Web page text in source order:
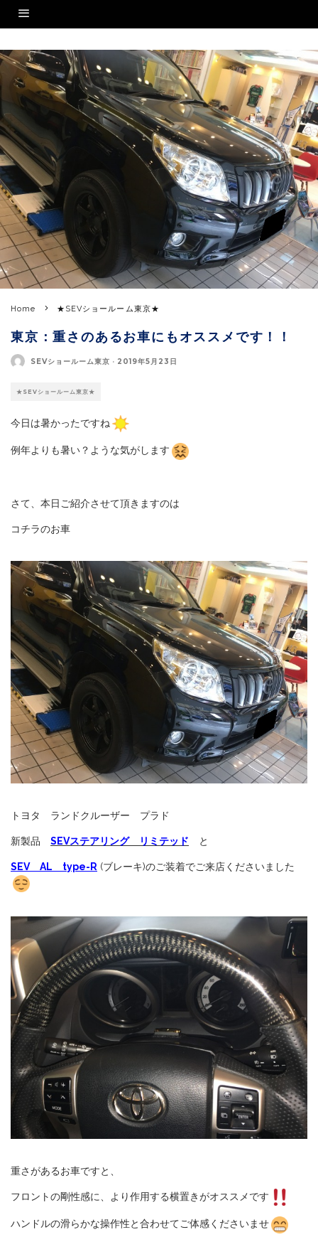
Home ★SEVショールーム東京★
東京：重さのあるお車にもオススメです！！
SEVショールーム東京 · 2019年5月23日
★SEVショールーム東京★
今日は暑かったですね
例年よりも暑い？ような気がします
さて、本日ご紹介させて頂きますのは
コチラのお車
トヨタ ランドクルーザー プラド
新製品 SEVステアリング リミテッド と
SEV AL type-R (ブレーキ)のご装着でご来店くださいました
重さがあるお車ですと、
フロントの剛性感に、より作用する横置きがオススメです
ハンドルの滑らかな操作性と合わせてご体感くださいませ